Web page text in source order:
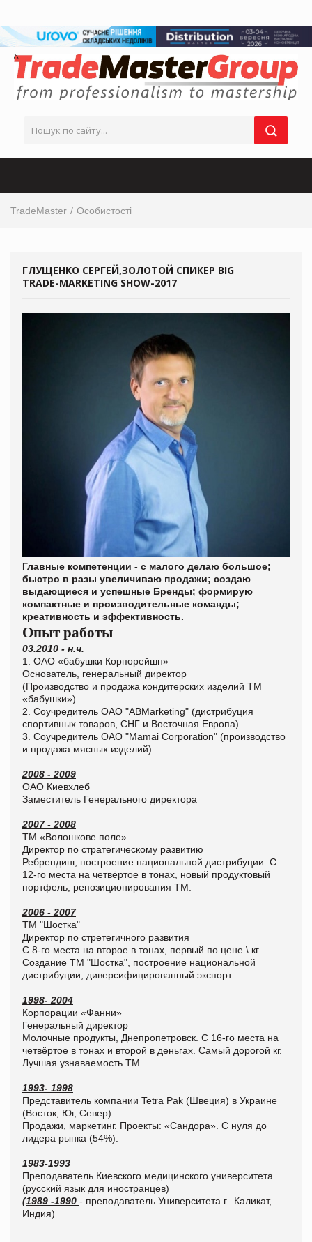
TradeMaster Особистості
ГЛУЩЕНКО СЕРГЕЙ,ЗОЛОТОЙ СПИКЕР BIG
TRADE-MARKETING SHOW-2017
Главные компетенции - с малого делаю большое;
быстро в разы увеличиваю продажи; создаю
выдающиеся и успешные Бренды; формирую
компактные и производительные команды;
креативность и эффективность.
Опыт работы
03.2010 - н.ч.
1. ОАО «бабушки Корпорейшн»
Основатель, генеральный директор
(Производство и продажа кондитерских изделий ТМ
«бабушки»)
2. Соучредитель ОАО "ABMarketing" (дистрибуция
спортивных товаров, СНГ и Восточная Европа)
3. Соучредитель ОАО "Mamai Corporation" (производство
и продажа мясных изделий)
2008 - 2009
ОАО Киевхлеб
Заместитель Генерального директора
2007 - 2008
ТМ «Волошкове поле»
Директор по стратегическому развитию
Ребрендинг, построение национальной дистрибуции. С
12-го места на четвёртое в тонах, новый продуктовый
портфель, репозиционирования ТМ.
2006 - 2007
ТМ "Шостка"
Директор по стретегичного развития
С 8-го места на второе в тонах, первый по цене \ кг.
Создание ТМ "Шостка", построение национальной
дистрибуции, диверсифицированный экспорт.
1998- 2004
Корпорации «Фанни»
Генеральный директор
Молочные продукты, Днепропетровск. С 16-го места на
четвёртое в тонах и второй в деньгах. Самый дорогой кг.
Лучшая узнаваемость ТМ.
1993- 1998
Представитель компании Tetra Pak (Швеция) в Украине
(Восток, Юг, Север).
Продажи, маркетинг. Проекты: «Сандора». С нуля до
лидера рынка (54%).
1983-1993
Преподаватель Киевского медицинского университета
(русский язык для иностранцев)
(1989 -1990 - преподаватель Университета г.. Каликат,
Индия)